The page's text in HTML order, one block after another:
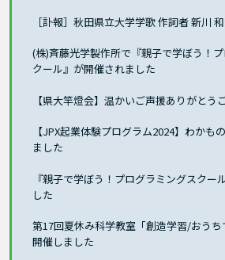
［訃報］秋田県立大学学歌 作詞者 新川
(株)斉藤光学製作所で『親子で学ぼう！
クール』が開催されました
【県大竿燈会】温かいご声援ありがとう
【JPX起業体験プログラム2024】わかも
ました
『親子で学ぼう！プログラミングスクー
した
第17回夏休み科学教室「創造学習/おう
開催しました